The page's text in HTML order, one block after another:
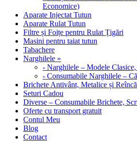
Economice)
Aparate Injectat Tutun
Aparate Rulat Tutun
Filtre și Foițe pentru Rulat Țigări
Masini pentru taiat tutun
Tabachere
Narghilele »
- Narghilele – Modele
- Consumabile Narghilele –
Brichete Antivânt, Metalice și
Seturi Cadou
Diverse – Consumabile Brichete,
Oferte cu transport gratuit
Contul Meu
Blog
Contact